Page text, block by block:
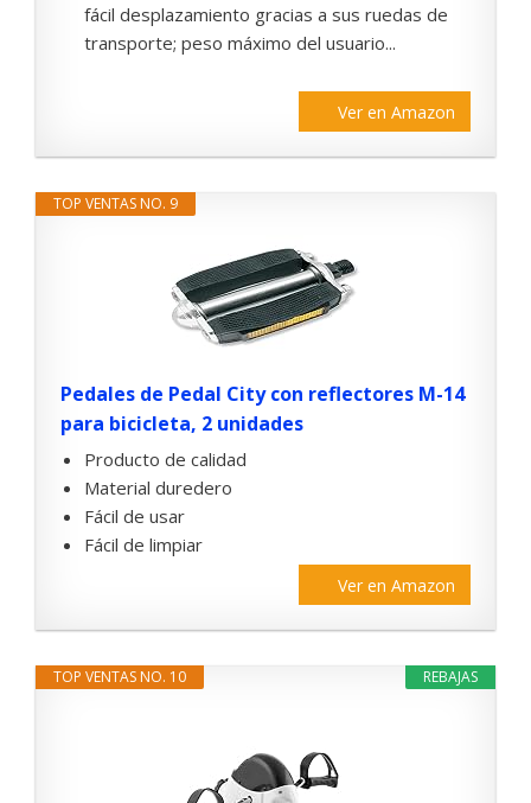
fácil desplazamiento gracias a sus ruedas de
transporte; peso máximo del usuario...
Ver en Amazon
TOP VENTAS NO. 9
Pedales de Pedal City con reflectores M-14
para bicicleta, 2 unidades
Producto de calidad
Material duredero
Fácil de usar
Fácil de limpiar
Ver en Amazon
REBAJAS
TOP VENTAS NO. 10